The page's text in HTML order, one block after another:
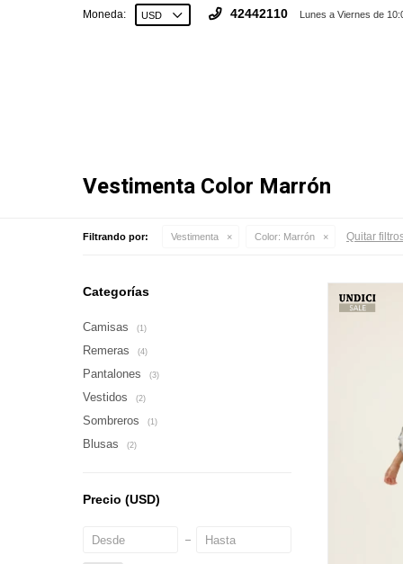
42442110 Lunes a Viernes de
Moneda:
Vestimenta Color Marrón
Filtrando por: Vestimenta Color: Marrón Quitar
Categorías
Camisas (1)
Remeras (4)
Pantalones (3)
Vestidos (2)
Sombreros (1)
Blusas (2)
Precio (USD)